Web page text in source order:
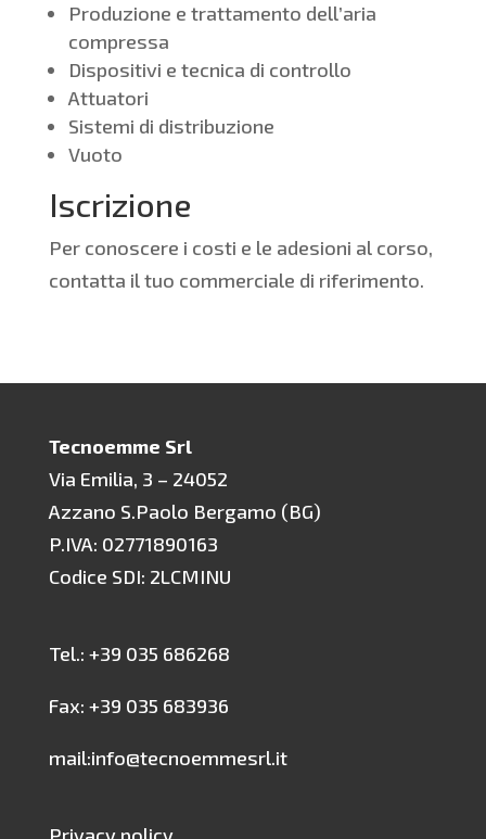
Produzione e trattamento dell’aria
compressa
Dispositivi e tecnica di controllo
Attuatori
Sistemi di distribuzione
Vuoto
Iscrizione
Per conoscere i costi e le adesioni al corso,
contatta il tuo commerciale di riferimento.
Tecnoemme Srl
Via Emilia, 3 – 24052
Azzano S.Paolo Bergamo (BG)
P.IVA: 02771890163
Codice SDI: 2LCMINU
Tel.: +39 035 686268
Fax: +39 035 683936
mail:info@tecnoemmesrl.it